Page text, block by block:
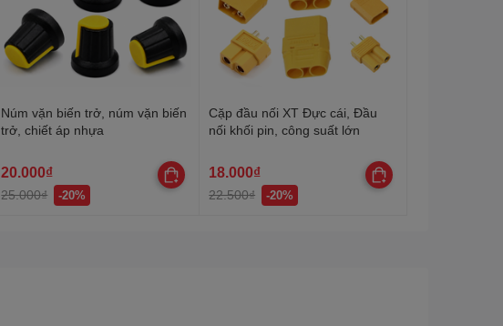
Núm vặn biến trở, núm vặn biến
trở, chiết áp nhựa
20.000₫
25.000₫ -20%
Cặp đầu nối XT Đực cái, Đầu
nối khối pin, công suất lớn
18.000₫
22.500₫ -20%